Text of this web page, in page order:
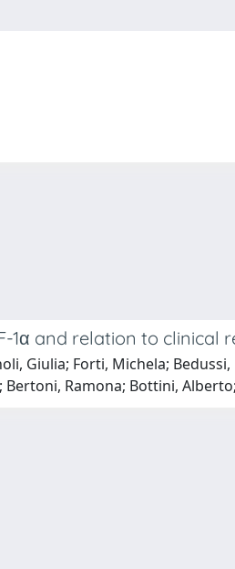
and relation to clinical
Giulia; Forti, Michela;
Ramona; Bottini,